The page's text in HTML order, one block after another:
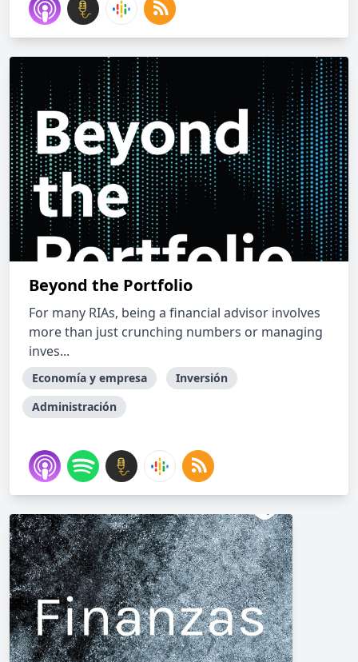
Beyond the Portfolio
For many RIAs, being a financial advisor involves
more than just crunching numbers or managing
inves...
Economía y empresa
Inversión
Administración